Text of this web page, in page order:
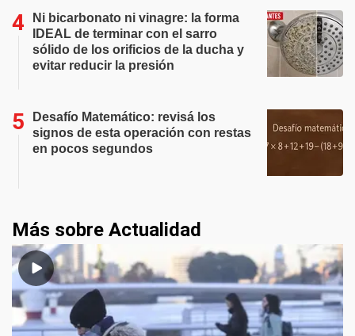
Ni bicarbonato ni vinagre: la forma
IDEAL de terminar con el sarro
sólido de los orificios de la ducha y
evitar reducir la presión
Desafío Matemático: revisá los
signos de esta operación con restas
en pocos segundos
Más sobre Actualidad